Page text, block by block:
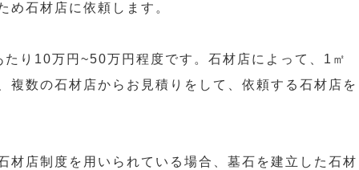
め石材店に依頼します。
り10万円~50万円程度です。石材店によって、1㎡
複数の石材店からお見積りをして、依頼する石材店を
材店制度を用いられている場合、墓石を建立した石材